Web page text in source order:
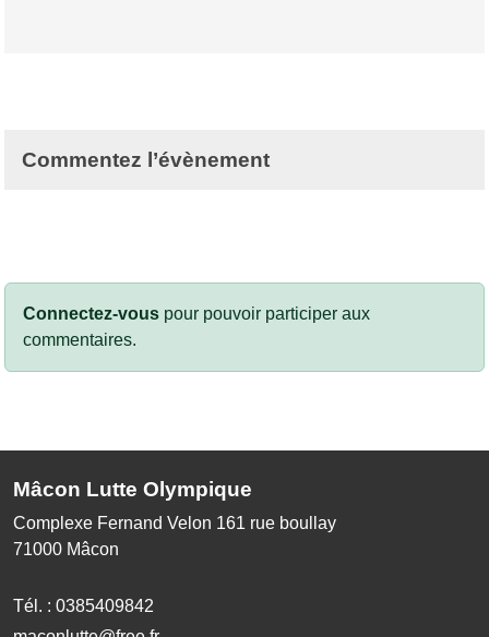
Commentez l’évènement
Connectez-vous pour pouvoir participer aux
commentaires.
Mâcon Lutte Olympique
Complexe Fernand Velon 161 rue boullay
71000 Mâcon
Tél. : 0385409842